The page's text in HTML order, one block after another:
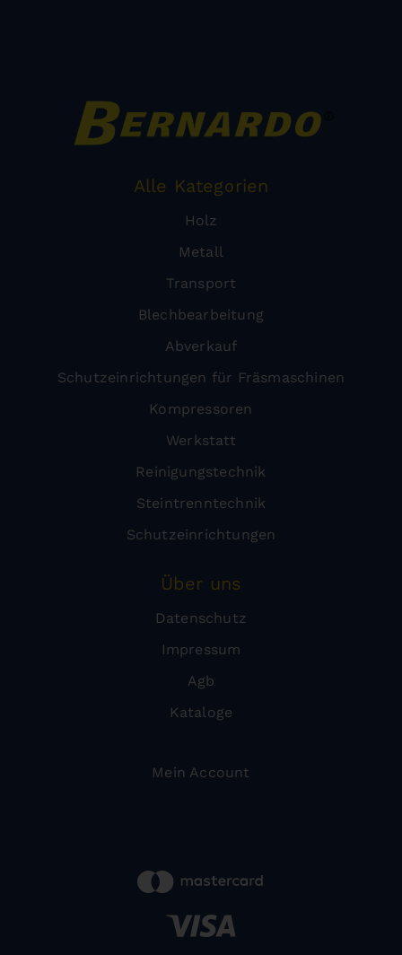
Alle Kategorien
Holz
Metall
Transport
Blechbearbeitung
Abverkauf
Schutzeinrichtungen für Fräsmaschinen
Kompressoren
Werkstatt
Reinigungstechnik
Steintrenntechnik
Schutzeinrichtungen
Über uns
Datenschutz
Impressum
Agb
Kataloge
Mein Account